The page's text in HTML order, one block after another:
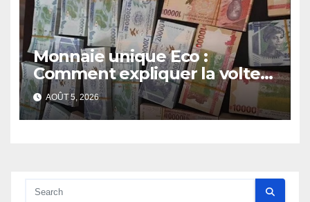
Monnaie unique Eco :
Comment expliquer la volte-
face de la Guinée
AOÛT 5, 2026